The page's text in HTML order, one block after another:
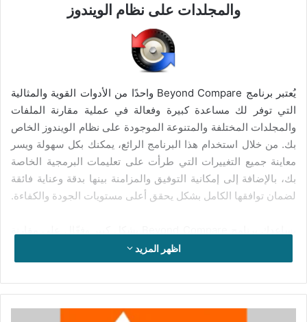
والمجلدات على نظام الويندوز
يُعتبر برنامج Beyond Compare واحدًا من الأدوات القوية والمثالية
التي توفر لك مساعدة كبيرة وفعالة في عملية مقارنة الملفات
والمجلدات المختلفة والمتنوعة الموجودة على نظام الويندوز الخاص
بك. من خلال استخدام هذا البرنامج الرائع، يمكنك بكل سهولة ويسر
معاينة جميع التغييرات التي طرأت على تعليمات البرمجية الخاصة
بك، بالإضافة إلى إمكانية التوفيق والمزامنة بينها بدقة وعناية فائقة
لضمان توافقها الكامل بشكل يحقق أعلى مستويات الجودة والكفاءة.
الملفات والمجلدات بكل سهولة وسرعة فائقة، حيث يعتمد البرنامج
على استخدام أوامر بسيطة وقوية تتيح لك التركيز بشكل دقيق
ومحدد على الاختلافات التي تهمك فقط، مع القدرة على تجاهل
الفروقات التي لا ترغب في النظر إليها أو معالجتها. بعد الانتهاء من
عملية المقارنة، يمكنك دمج التغييرات المختلفة بسهولة ويسر،
اظهر المزيد